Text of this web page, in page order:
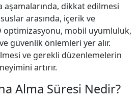
aşamalarında, dikkat edilmesi
arasında, içerik ve
optimizasyonu, mobil uyumluluk,
güvenlik önlemleri yer alır.
ve gerekli düzenlemelerin
artırır.
Alma Süresi Nedir?